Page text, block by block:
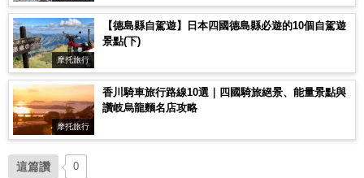
摩托旅行
【德島縣自駕遊】日本四國德島縣必遊的10個自駕遊
景點(下)
摩托旅行
香川騎車旅行路線10選｜四國騎旅絕景、能量景點與
讚岐烏龍麵名店攻略
這篇讚 0